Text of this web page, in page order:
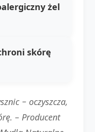
żel
skórę
− oczyszcza,
– Producent